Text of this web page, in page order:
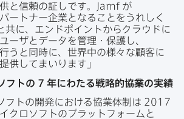
と​信頼の​証しです。
Jamf が​
ートナー企業と​なる​ことを​うれしく​
共に、​エンドポイントから​クラウドに​
ーザと​データを​管理・​保護し、​
うと​同時に、​世界中の​様々な​顧客に​
供して​まいります」
フトの 7 年に​わたる​戦略的協業の​実績
フトの​開発に​おける​協業体制は 2017
クロソフトの​プラットフォームと​